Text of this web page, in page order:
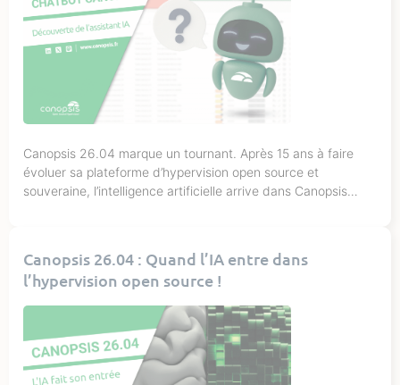
Canopsis 26.04 marque un tournant. Après 15 ans à faire
évoluer sa plateforme d’hypervision open source et
souveraine, l’intelligence artificielle arrive dans Canopsis
de ce dernier dont nous allons parler […]
Canopsis 26.04 : Quand l’IA entre dans
l’hypervision open source !